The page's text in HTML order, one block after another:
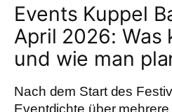
Events Kuppel
April 2026: Was
und wie man
Nach dem Start des
Eventdichte über mehrere